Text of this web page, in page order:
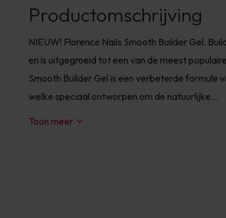
Productomschrijving
NIEUW! Florence Nails Smooth Builder Gel.
en is uitgegroeid tot een van de meest
Smooth Builder Gel is een verbeterde formule
welke speciaal ontworpen om de natuurlijke...
Toon meer